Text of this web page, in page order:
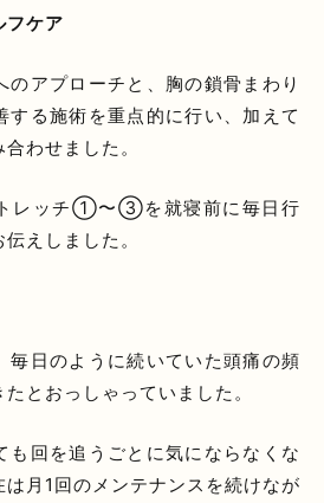
フケア
のアプローチと、胸の鎖骨まわり
する施術を重点的に行い、加えて
わせました。
レッチ①〜③を就寝前に毎日行
えしました。
毎日のように続いていた頭痛の頻
とおっしゃっていました。
も回を追うごとに気にならなくな
月1回のメンテナンスを続けなが